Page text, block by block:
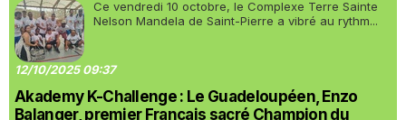
Ce vendredi 10 octobre, le Complexe Terre Sainte
Nelson Mandela de Saint-Pierre a vibré au rythm...
12/10/2025 09:37
Akademy K-Challenge : Le Guadeloupéen, Enzo
Balanger, premier Français sacré Champion du